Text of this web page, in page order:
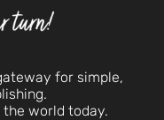
for simple,
world today.